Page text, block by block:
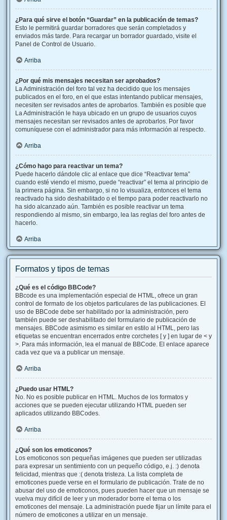
¿Para qué sirve el botón “Guardar” en la publicación de temas?
Esto le permitirá guardar borradores que serán completados y
enviados más tarde. Para recargar un borrador guardado, visite el
Panel de Control de Usuario.
Arriba
¿Por qué mis mensajes necesitan ser aprobados?
La Administración del foro tal vez ha decidido que los mensajes
publicados en el foro, en el que estas intentando publicar mensajes,
necesiten ser revisados antes de aprobarlos. También es posible que
La Administración le haya ubicado en un grupo de usuarios cuyos
mensajes necesitan ser revisados antes de aprobarlos. Por favor
comuníquese con el administrador para más información al respecto.
Arriba
¿Cómo hago para reactivar un tema?
Puede hacerlo dándole clic al enlace que dice “Reactivar tema”
cuando esté viendo el mismo, puede “reactivar” el tema al principio de
la primera página. Sin embargo, si no lo visualiza, entonces el tema
reactivado ha sido deshabilitado o el tiempo para poder reactivarlo no
ha sido alcanzado aún. También es posible reactivar un tema
respondiendo al mismo, sin embargo, lea las reglas del foro antes de
hacerlo.
Arriba
Formatos y tipos de temas
¿Qué es el código BBCode?
BBcode es una implementación especial de HTML, ofrece un gran
control de formato de los objetos particulares de las publicaciones. El
uso de BBCode debe ser habilitado por la administración, pero
también puede ser deshabilitado del formulario de publicación de
mensajes. BBCode asimismo es similar en estilo al HTML, pero las
etiquetas se encuentran encerrados entre corchetes [ y ] en lugar de < y
>. Para más información, lea el manual de BBCode. El enlace aparece
cada vez que va a publicar un mensaje.
Arriba
¿Puedo usar HTML?
No. No es posible publicar en HTML. Muchos de los formatos y
acciones que se pueden ejecutar utilizando HTML pueden ser
aplicados utilizando BBCodes.
Arriba
¿Qué son los emoticonos?
Los emoticonos son pequeñas imágenes que pueden ser utilizadas
para expresar un sentimiento con un pequeño código, e.j. :) denota
felicidad, mientras que :( denota tristeza. La lista completa de
emoticones puede verse en el formulario de publicación. Trate de no
abusar del uso de emoticonos, pues pueden hacer que un mensaje se
vuelva muy difícil de leer y un moderador borre el tema o los
emoticones del mensaje. La administración puede fijar un límite para el
número de emoticones a utilizar en un mensaje.